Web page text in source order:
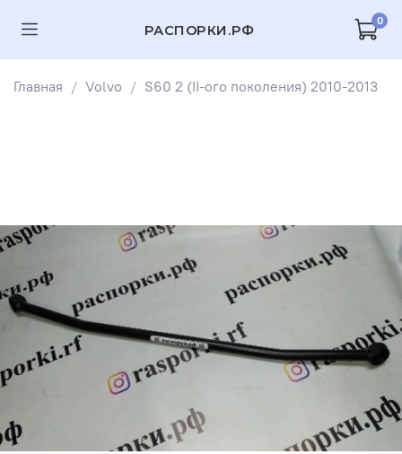
РАСПОРКИ.РФ
0
Главная Volvo S60 2 (II-ого поколения) 2010-2013